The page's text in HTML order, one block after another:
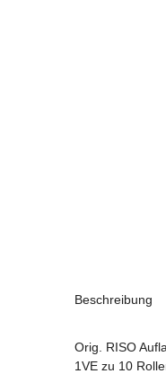
Beschreibung
Orig. RISO
1VE zu 10